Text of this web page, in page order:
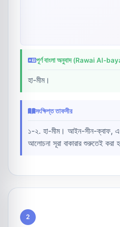
পূর্ণ বাংলা অনুবাদ (Rawai Al-
হা-মীম।
সংক্ষিপ্ত তাফসীর
১-২. হা-মীম। আইন-সীন-ক্বাফ, এ
আলোচনা সূরা বাকারার শুরুতেই করা
2